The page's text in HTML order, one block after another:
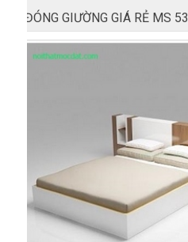
ĐÓNG GIƯỜNG GIÁ RẺ MS 53